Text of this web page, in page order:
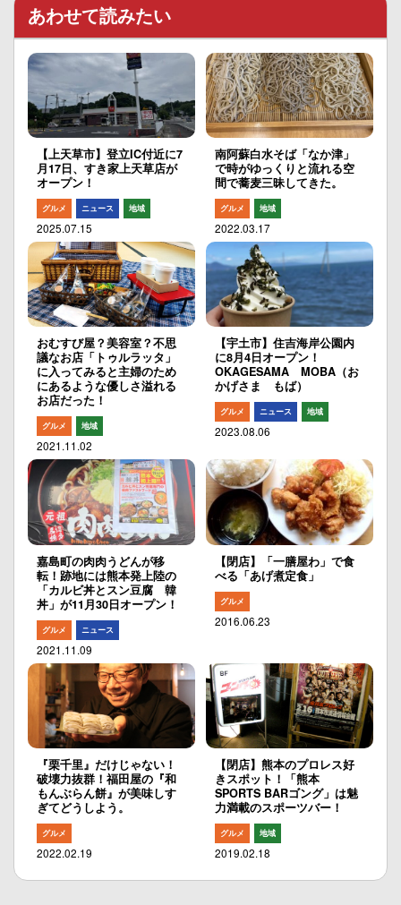
あわせて読みたい
【上天草市】登立IC付近に7
月17日、すき家上天草店が
オープン！
グルメ ニュース 地域
2025.07.15
南阿蘇白水そば「なか津」
で時がゆっくりと流れる空
間で蕎麦三昧してきた。
グルメ 地域
2022.03.17
おむすび屋？美容室？不思
議なお店「トゥルラッタ」
に入ってみると主婦のため
にあるような優しさ溢れる
お店だった！
グルメ 地域
2021.11.02
【宇土市】住吉海岸公園内
に8月4日オープン！
OKAGESAMA MOBA（お
かげさま もば）
グルメ ニュース 地域
2023.08.06
嘉島町の肉肉うどんが移
転！跡地には熊本発上陸の
「カルビ丼とスン豆腐 韓
丼」が11月30日オープン！
グルメ ニュース
2021.11.09
【閉店】「一膳屋わ」で食
べる「あげ煮定食」
グルメ
2016.06.23
『栗千里』だけじゃない！
破壊力抜群！福田屋の『和
もんぶらん餅』が美味しす
ぎてどうしよう。
グルメ
2022.02.19
【閉店】熊本のプロレス好
きスポット！「熊本
SPORTS BARゴング」は魅
力満載のスポーツバー！
グルメ 地域
2019.02.18